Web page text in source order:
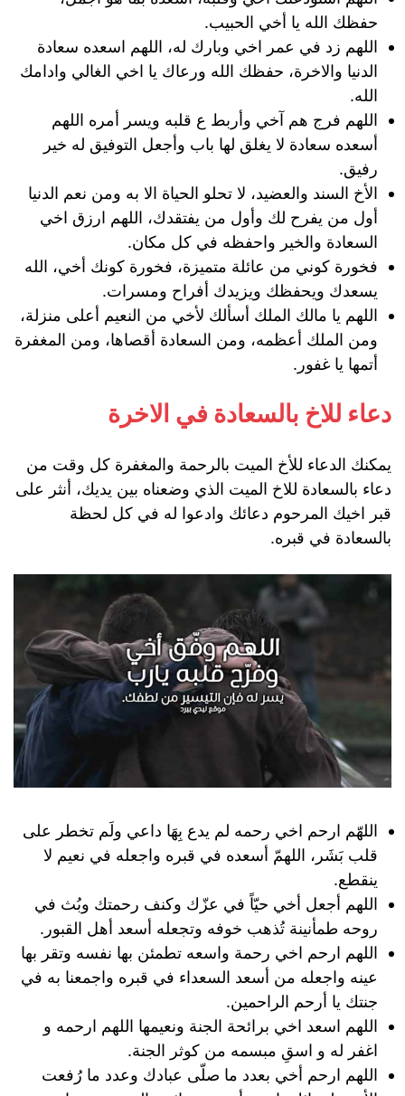
حفظك الله يا أخي الحبيب.
اللهم زد في عمر اخي وبارك له، اللهم اسعده سعادة
الدنيا والاخرة، حفظك الله ورعاك يا اخي الغالي وادامك
الله.
اللهم فرج هم آخي وأربط ع قلبه ويسر أمره اللهم
أسعده سعادة لا يغلق لها باب وأجعل التوفيق له خير
رفيق.
الأخ السند والعضيد، لا تحلو الحياة الا به ومن نعم الدنيا
أول من يفرح لك وأول من يفتقدك، اللهم ارزق اخي
السعادة والخير واحفظه في كل مكان.
فخورة كوني من عائلة متميزة، فخورة كونك أخي، الله
يسعدك ويحفظك ويزيدك أفراح ومسرات.
اللهم يا مالك الملك أسألك لأخي من النعيم أعلى منزلة،
ومن الملك أعظمه، ومن السعادة أقصاها، ومن المغفرة
أتمها يا غفور.
دعاء للاخ بالسعادة في الاخرة
يمكنك الدعاء للأخ الميت بالرحمة والمغفرة كل وقت من
دعاء بالسعادة للاخ الميت الذي وضعناه بين يديك، أنثر على
قبر اخيك المرحوم دعائك وادعوا له في كل لحظة
بالسعادة في قبره.
اللهّم ارحم اخي رحمه لم يدع بِهَا داعي ولَم تخطر على
قلب بَشَر، اللهمّ أسعده في قبره واجعله في نعيم لا
ينقطع.
اللهم أجعل أخي حيّاً في عزّك وكنف رحمتك وبُث في
روحه طمأنينة تُذهب خوفه وتجعله أسعد أهل القبور.
اللهم ارحم اخي رحمة واسعه تطمئن بها نفسه وتقر بها
عينه واجعله من أسعد السعداء في قبره واجمعنا به في
جنتك يا أرحم الراحمين.
اللهم اسعد اخي برائحة الجنة ونعيمها اللهم ارحمه و
اغفر له و اسقِ مبسمه من كوثر الجنة.
اللهم ارحم أخي بعدد ما صلّى عبادك وعدد ما رُفعت